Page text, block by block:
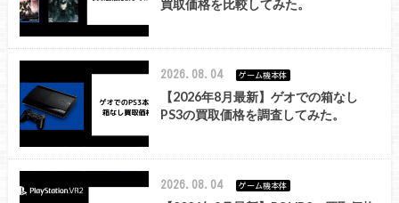
買取価格を比較してみた。
2026.08.04 ゲーム機本体
【2026年8月最新】ゲオでの箱なし
PS3の買取価格を調査してみた。
2026.08.04 ゲーム機本体